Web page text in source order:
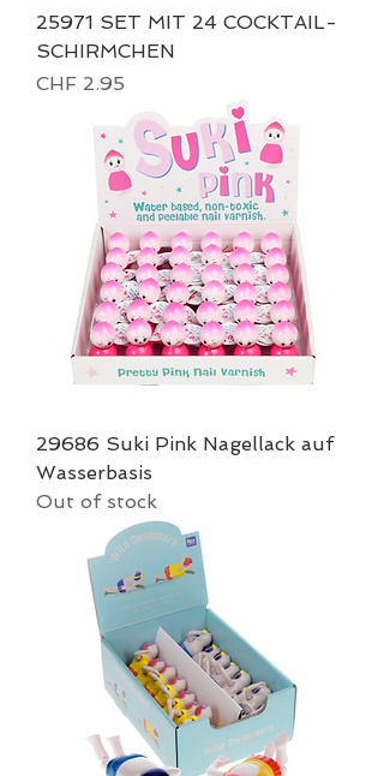
25971 SET MIT 24 COCKTAIL-
SCHIRMCHEN
Price
CHF 2.95
29686 Suki Pink Nagellack auf
Wasserbasis
Out of stock